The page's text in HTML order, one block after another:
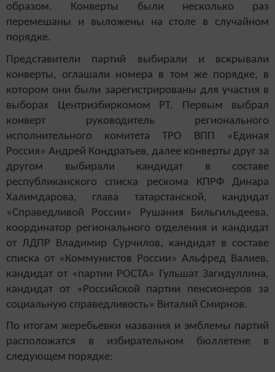
образом. Конверты были несколько раз
перемешаны и выложены на столе в случайном
порядке.
Представители партий выбирали и вскрывали
конверты, оглашали номера в том же порядке, в
котором они были зарегистрированы для участия в
выборах Центризбиркомом РТ. Первым выбрал
конверт руководитель регионального
исполнительного комитета ТРО ВПП «Единая
Россия» Андрей Кондратьев, далее конверты друг за
другом выбирали кандидат в составе
республиканского списка рескома КПРФ Динара
Халимдарова, глава татарстанской, кандидат
«Справедливой России» Рушания Бильгильдеева,
координатор регионального отделения и кандидат
от ЛДПР Владимир Сурчилов, кандидат в составе
списка от «Коммунистов России» Альфред Валиев,
кандидат от «партии РОСТА» Гульшат Загидуллина,
кандидат от «Российской партии пенсионеров за
социальную справедливость» Виталий Смирнов.
По итогам жеребьевки названия и эмблемы партий
расположатся в избирательном бюллетене в
следующем порядке: